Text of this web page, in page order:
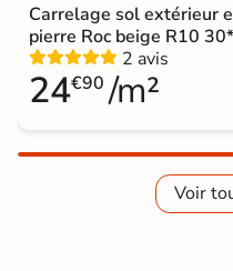
Carrelage sol extérieur
pierre Roc beige R10
2 avis
24€90 /m²
Voir